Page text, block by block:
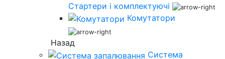
Стартери і комплектуючі
Комутатори
Назад
Система